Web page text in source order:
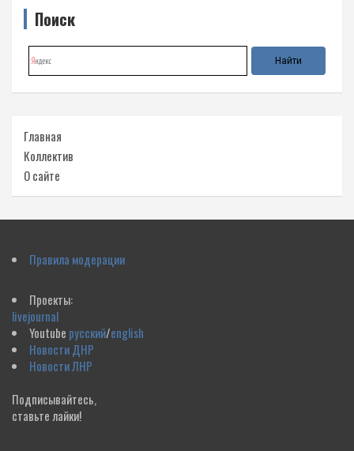
Поиск
Главная
Коллектив
О сайте
Правила модерации
Проекты:
livejournal
Youtube русский/english
Новости ДНР
Новости ЛНР
Подписывайтесь,
ставьте лайки!